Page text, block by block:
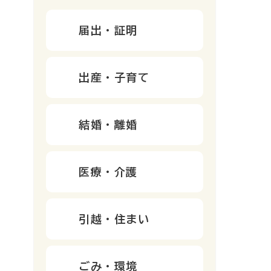
届出・証明
出産・子育て
結婚・離婚
医療・介護
引越・住まい
ごみ・環境